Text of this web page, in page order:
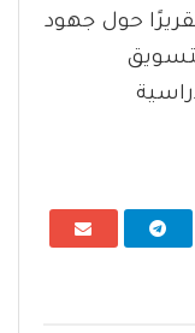
حول جهود